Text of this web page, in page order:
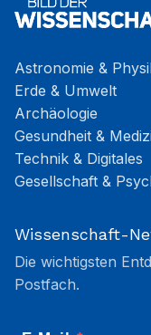
Astronomie &
Erde & Umwelt
Archäologie
Gesundheit &
Technik & Digitales
Gesellschaft &
Wissenschaft-
Die wichtigsten
Postfach.